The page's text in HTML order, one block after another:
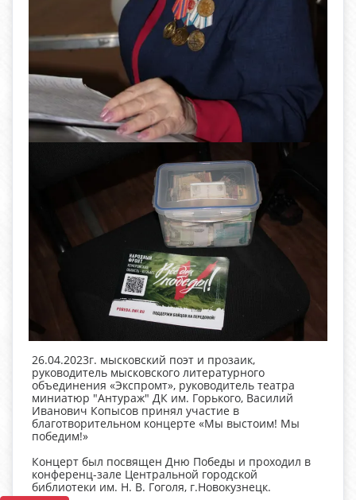
26.04.2023г. мысковский поэт и прозаик,
руководитель мысковского литературного
объединения «Экспромт», руководитель театра
миниатюр "Антураж" ДК им. Горького, Василий
Иванович Копысов принял участие в
благотворительном концерте «Мы выстоим! Мы
победим!»
Концерт был посвящен Дню Победы и проходил в
конференц-зале Центральной городской
библиотеки им. Н. В. Гоголя, г.Новокузнецк.